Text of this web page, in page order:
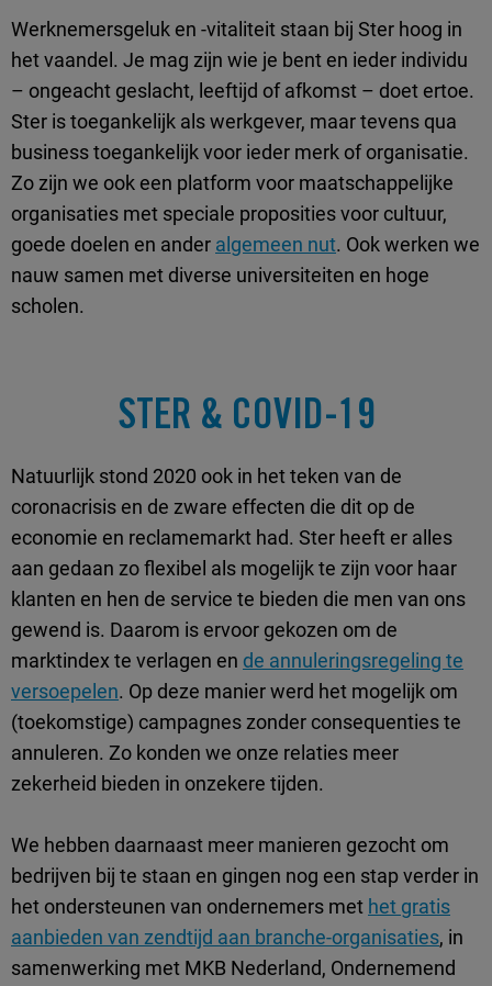
Werknemersgeluk en -vitaliteit staan bij Ster hoog in
het vaandel. Je mag zijn wie je bent en ieder individu
– ongeacht geslacht, leeftijd of afkomst – doet ertoe.
Ster is toegankelijk als werkgever, maar tevens qua
business toegankelijk voor ieder merk of organisatie.
Zo zijn we ook een platform voor maatschappelijke
organisaties met speciale proposities voor cultuur,
goede doelen en ander algemeen nut. Ook werken we
nauw samen met diverse universiteiten en hoge
scholen.
STER & COVID-19
Natuurlijk stond 2020 ook in het teken van de
coronacrisis en de zware effecten die dit op de
economie en reclamemarkt had. Ster heeft er alles
aan gedaan zo flexibel als mogelijk te zijn voor haar
klanten en hen de service te bieden die men van ons
gewend is. Daarom is ervoor gekozen om de
marktindex te verlagen en de annuleringsregeling te
versoepelen. Op deze manier werd het mogelijk om
(toekomstige) campagnes zonder consequenties te
annuleren. Zo konden we onze relaties meer
zekerheid bieden in onzekere tijden.
We hebben daarnaast meer manieren gezocht om
bedrijven bij te staan en gingen nog een stap verder in
het ondersteunen van ondernemers met het gratis
aanbieden van zendtijd aan branche-organisaties, in
samenwerking met MKB Nederland, Ondernemend